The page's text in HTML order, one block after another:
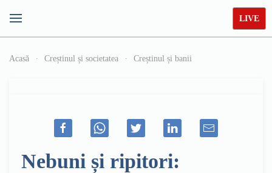
LIVE
Acasă Creștinul și societatea Creștinul și banii
Nebuni și ripitori: